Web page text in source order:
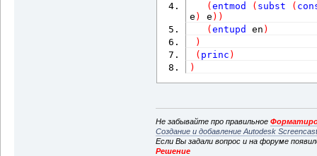
(entmod ( subst (
e ) e ) )
(entupd en )
)
( princ )
)
Не забывайте про правильное
Создание и добавление Autodesk
Если Вы задали вопрос и на форуме
Решение